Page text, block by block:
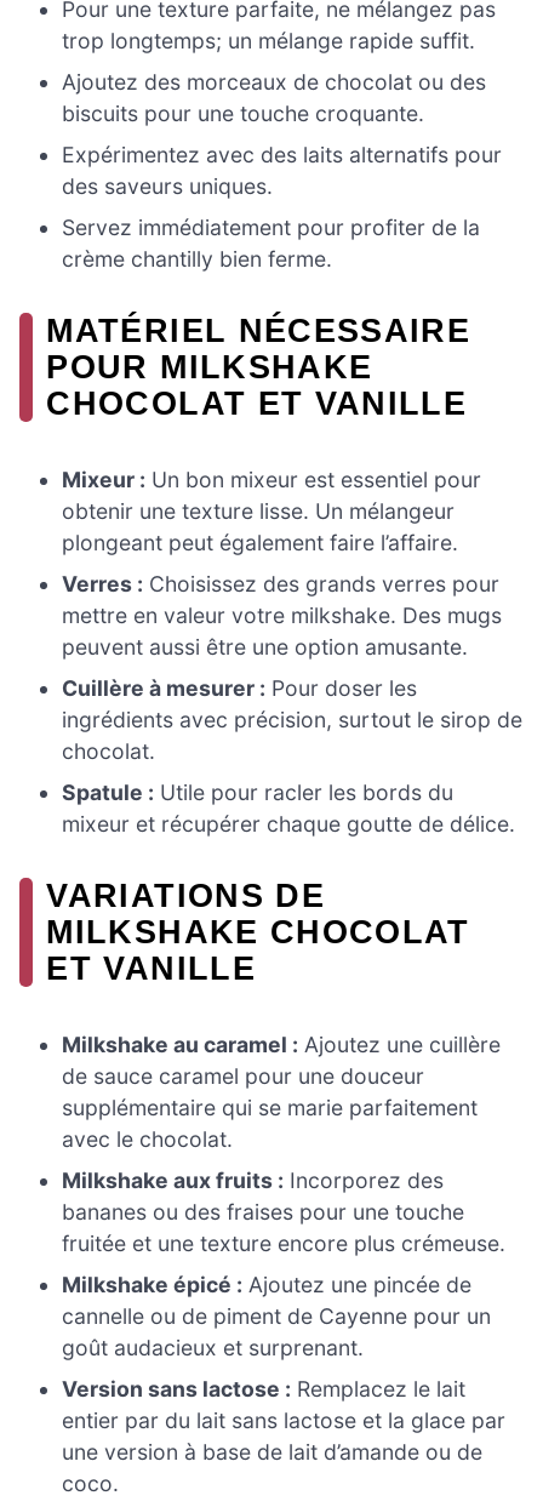
Pour une texture parfaite, ne mélangez pas
trop longtemps; un mélange rapide suffit.
Ajoutez des morceaux de chocolat ou des
biscuits pour une touche croquante.
Expérimentez avec des laits alternatifs pour
des saveurs uniques.
Servez immédiatement pour profiter de la
crème chantilly bien ferme.
MATÉRIEL NÉCESSAIRE
POUR MILKSHAKE
CHOCOLAT ET VANILLE
Mixeur : Un bon mixeur est essentiel pour
obtenir une texture lisse. Un mélangeur
plongeant peut également faire l’affaire.
Verres : Choisissez des grands verres pour
mettre en valeur votre milkshake. Des mugs
peuvent aussi être une option amusante.
Cuillère à mesurer : Pour doser les
ingrédients avec précision, surtout le sirop de
chocolat.
Spatule : Utile pour racler les bords du
mixeur et récupérer chaque goutte de délice.
VARIATIONS DE
MILKSHAKE CHOCOLAT
ET VANILLE
Milkshake au caramel : Ajoutez une cuillère
de sauce caramel pour une douceur
supplémentaire qui se marie parfaitement
avec le chocolat.
Milkshake aux fruits : Incorporez des
bananes ou des fraises pour une touche
fruitée et une texture encore plus crémeuse.
Milkshake épicé : Ajoutez une pincée de
cannelle ou de piment de Cayenne pour un
goût audacieux et surprenant.
Version sans lactose : Remplacez le lait
entier par du lait sans lactose et la glace par
une version à base de lait d’amande ou de
coco.